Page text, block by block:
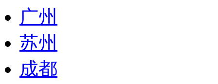
广州
苏州
成都